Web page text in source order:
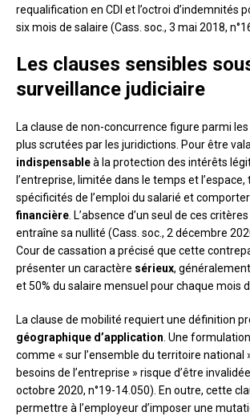
requalification en CDI et l’octroi d’indemnités
six mois de salaire (Cass. soc., 3 mai 2018,
Les clauses sensibles
surveillance judiciaire
La clause de non-concurrence figure parmi
plus scrutées par les juridictions. Pour être
indispensableà la protection des intérêts
l’entreprise, limitée dans le temps et
spécificités de l’emploi du salarié et
financière . L’absence d’un seul de ces
entraîne sa nullité (Cass. soc., 2 décembre
Cour de cassation a précisé que cette
présenter un caractère sérieux,
et 50% du salaire mensuel pour chaque mois
La clause de mobilité requiert une définition
géographique d’application . Une
comme « sur l’ensemble du territoire national
besoins de l’entreprise » risque d’être
octobre 2020, n°19-14.050). En outre, cette
permettre à l’employeur d’imposer une